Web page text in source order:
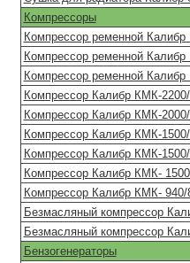
Компрессоры
Компрессор ременной
Компрессор ременной
Компрессор ременной
Компрессор Калибр КМК-
Компрессор Калибр КМК-
Компрессор Калибр КМК-
Компрессор Калибр КМК-
Компрессор Калибр КМК-
Компрессор Калибр КМК- 940/
Безмасляный компрессор
Безмасляный компрессор
Бензогенераторы